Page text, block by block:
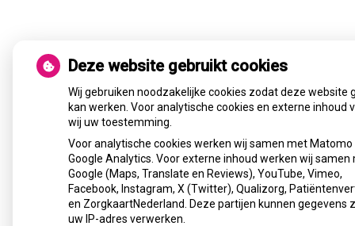
Deze website gebruikt cookies
Wij gebruiken noodzakelijke cookies zodat deze website
kan werken. Voor analytische cookies en externe inhoud
wij uw toestemming.
Voor analytische cookies werken wij samen met Matomo
Google Analytics. Voor externe inhoud werken wij samen
Google (Maps, Translate en Reviews), YouTube, Vimeo,
Facebook, Instagram, X (Twitter), Qualizorg,
en ZorgkaartNederland. Deze partijen kunnen gegevens
uw IP-adres verwerken.